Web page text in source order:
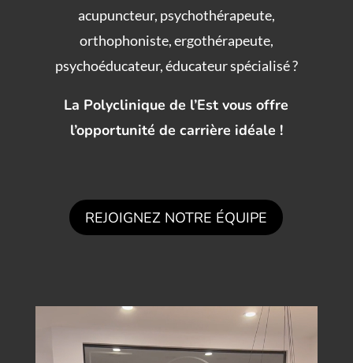
acupuncteur, psychothérapeute,
orthophoniste, ergothérapeute,
psychoéducateur, éducateur spécialisé ?
La Polyclinique de l’Est vous offre
l’opportunité de carrière idéale !
REJOIGNEZ NOTRE ÉQUIPE